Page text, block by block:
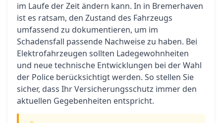
im Laufe der Zeit ändern kann. In in Bremerhaven
ist es ratsam, den Zustand des Fahrzeugs
umfassend zu dokumentieren, um im
Schadensfall passende Nachweise zu haben. Bei
Elektrofahrzeugen sollten Ladegewohnheiten
und neue technische Entwicklungen bei der Wahl
der Police berücksichtigt werden. So stellen Sie
sicher, dass Ihr Versicherungsschutz immer den
aktuellen Gegebenheiten entspricht.